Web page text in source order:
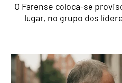
O Farense coloca-se
lugar, no grupo dos